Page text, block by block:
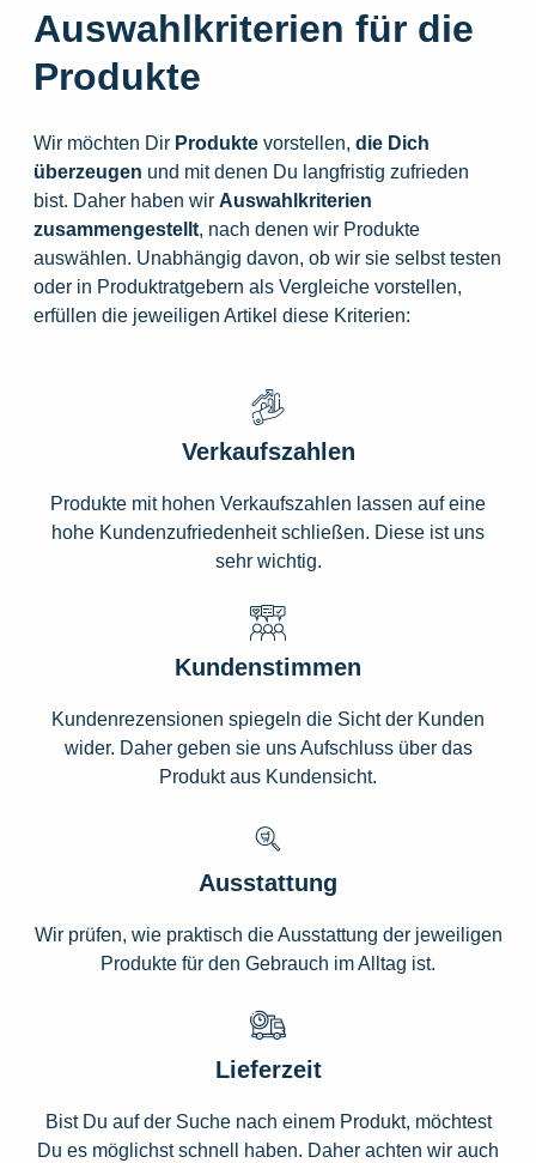
Auswahlkriterien für die
Produkte
Wir möchten Dir Produkte vorstellen, die Dich
überzeugen und mit denen Du langfristig zufrieden
bist. Daher haben wir Auswahlkriterien
zusammengestellt, nach denen wir Produkte
auswählen. Unabhängig davon, ob wir sie selbst testen
oder in Produktratgebern als Vergleiche vorstellen,
erfüllen die jeweiligen Artikel diese Kriterien:
Verkaufszahlen
Produkte mit hohen Verkaufszahlen lassen auf eine
hohe Kundenzufriedenheit schließen. Diese ist uns
sehr wichtig.
Kundenstimmen
Kundenrezensionen spiegeln die Sicht der Kunden
wider. Daher geben sie uns Aufschluss über das
Produkt aus Kundensicht.
Ausstattung
Wir prüfen, wie praktisch die Ausstattung der jeweiligen
Produkte für den Gebrauch im Alltag ist.
Lieferzeit
Bist Du auf der Suche nach einem Produkt, möchtest
Du es möglichst schnell haben. Daher achten wir auch